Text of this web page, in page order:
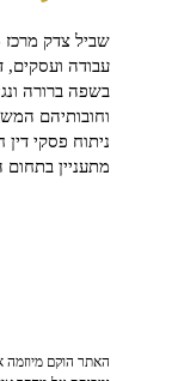
שביל צדק מרכז
עבודה ועסקים,
בשפה ברורה
וחובותיהם
ניתוח פסקי
מתעניין
האתר הוקם מיוזמה